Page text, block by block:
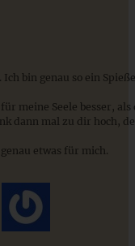
bin genau so ein
meine Seele besser,
dann mal zu dir hoch,
etwas für mich.